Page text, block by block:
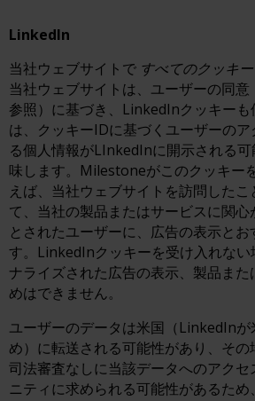
LinkedIn
当社ウェブサイトで すべてのクッキー
当社ウェブサイトは、ユーザーの同意
参照）に基づき、LinkedInクッキー
は、クッキーIDに基づくユーザーの
る個人情報がLInkedInに開示される
味します。Milestoneがこのクッキー
えば、当社ウェブサイトを訪問したこ
て、当社の製品またはサービスに関
とされたユーザーに、広告の表示と
す。LinkedInクッキーを受け入れない
ナライズされた広告の表示、製品ま
めはできません。
ユーザーのデータは米国（LinkedInが
め）に転送される可能性があり、そ
司法審査なしに当該データへのアクセ
ニティに求められる可能性があるた